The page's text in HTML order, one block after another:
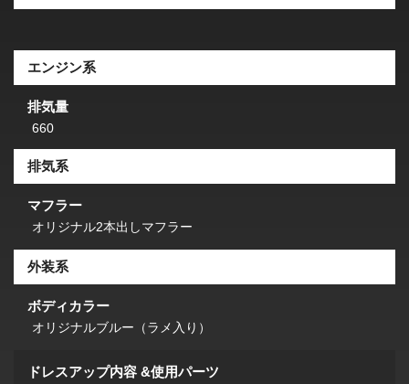
エンジン系
排気量
660
排気系
マフラー
オリジナル2本出しマフラー
外装系
ボディカラー
オリジナルブルー（ラメ入り）
ドレスアップ内容 &使用パーツ